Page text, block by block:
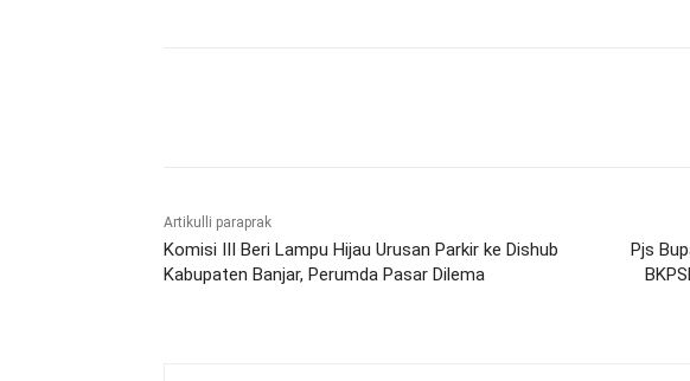
Artikulli paraprak
Komisi III Beri Lampu Hijau Urusan Parkir ke Dishub
Kabupaten Banjar, Perumda Pasar Dilema
Pjs